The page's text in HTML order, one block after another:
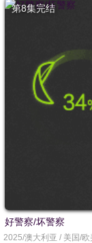
第8集完结
好警察/坏警察
2025/澳大利亚 / 美国/欧